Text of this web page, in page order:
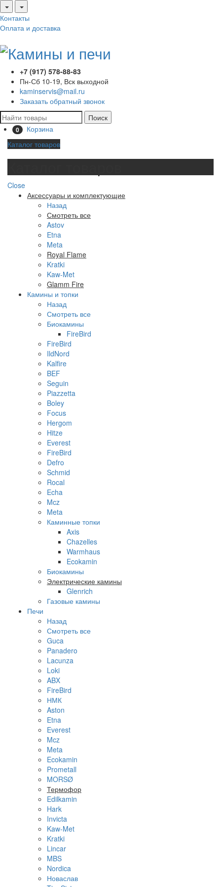
Контакты
Оплата и доставка
+7 (917) 578-88-83
Пн-Сб 10-19, Вск выходной
kaminservis@mail.ru
Заказать обратный звонок
Поиск
0
Корзина
Каталог товаров
Close
Аксессуары и комплектующие
Назад
Смотреть все
Astov
Etna
Meta
Royal Flame
Kratki
Kaw-Met
Glamm Fire
Камины и топки
Назад
Смотреть все
Биокамины
FireBird
FireBird
IldNord
Kalfire
BEF
Seguin
Piazzetta
Boley
Focus
Hergom
Hitze
Everest
FireBird
Defro
Schmid
Rocal
Echa
Mcz
Meta
Каминные топки
Axis
Chazelles
Warmhaus
Ecokamin
Биокамины
Электрические камины
Glenrich
Газовые камины
Печи
Назад
Смотреть все
Guca
Panadero
Lacunza
Loki
ABX
FireBird
НМК
Aston
Etna
Everest
Mcz
Meta
Ecokamin
Prometall
MORSØ
Термофор
Edilkamin
Hark
Invicta
Kaw-Met
Kratki
Lincar
MBS
Nordica
Новаслав